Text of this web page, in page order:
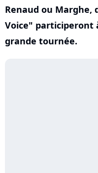
Renaud ou Marghe,
Voice" participeront
grande tournée.